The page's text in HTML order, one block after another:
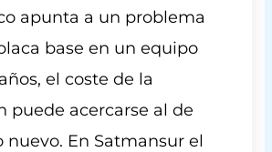
apunta a un problema
base en un equipo
el coste de la
puede acercarse al de
nuevo. En Satmansur el